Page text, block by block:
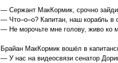
— Сержант МакКормик, срочно
— Что–о–о? Капитан, наш корабль в
— Не морочьте мне голову, живо ко
Брайан МакКормик вошёл в
— У нас на видеосвязи сенатор